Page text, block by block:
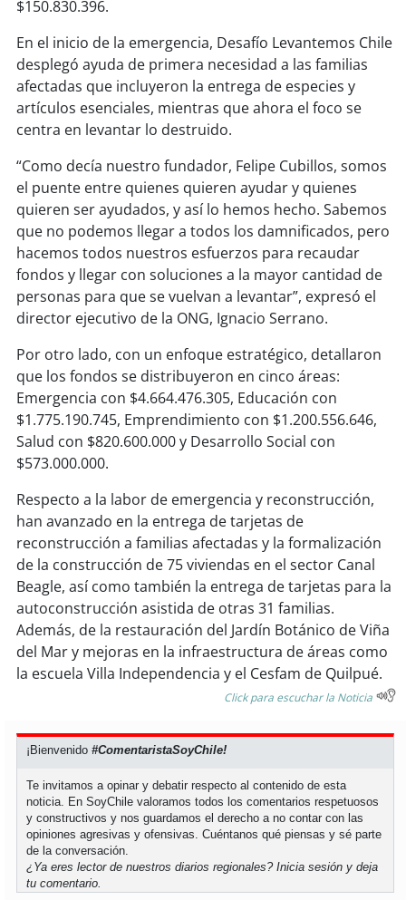
soyvaldivia
soyosorno
soy puertomontt
soychiloé
$150.830.396.
En el inicio de la emergencia, Desafío Levantemos Chile
desplegó ayuda de primera necesidad a las familias
afectadas que incluyeron la entrega de especies y
artículos esenciales, mientras que ahora el foco se
centra en levantar lo destruido.
“Como decía nuestro fundador, Felipe Cubillos, somos
el puente entre quienes quieren ayudar y quienes
quieren ser ayudados, y así lo hemos hecho. Sabemos
que no podemos llegar a todos los damnificados, pero
hacemos todos nuestros esfuerzos para recaudar
fondos y llegar con soluciones a la mayor cantidad de
personas para que se vuelvan a levantar”, expresó el
director ejecutivo de la ONG, Ignacio Serrano.
Por otro lado, con un enfoque estratégico, detallaron
que los fondos se distribuyeron en cinco áreas:
Emergencia con $4.664.476.305, Educación con
$1.775.190.745, Emprendimiento con $1.200.556.646,
Salud con $820.600.000 y Desarrollo Social con
$573.000.000.
Respecto a la labor de emergencia y reconstrucción,
han avanzado en la entrega de tarjetas de
reconstrucción a familias afectadas y la formalización
de la construcción de 75 viviendas en el sector Canal
Beagle, así como también la entrega de tarjetas para la
autoconstrucción asistida de otras 31 familias.
Además, de la restauración del Jardín Botánico de Viña
del Mar y mejoras en la infraestructura de áreas como
la escuela Villa Independencia y el Cesfam de Quilpué.
Click para escuchar la Noticia
¡Bienvenido#ComentaristaSoyChile!
Te invitamos a opinar y debatir respecto al contenido de esta
noticia. En SoyChile valoramos todos los comentarios respetuosos
y constructivos y nos guardamos el derecho a no contar con las
opiniones agresivas y ofensivas. Cuéntanos qué piensas y sé parte
de la conversación.
¿Ya eres lector de nuestros diarios regionales?Inicia sesión y deja
tu comentario.